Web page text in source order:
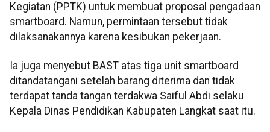
Kegiatan (PPTK) untuk membuat proposal pengadaan
smartboard. Namun, permintaan tersebut tidak
dilaksanakannya karena kesibukan pekerjaan.
Ia juga menyebut BAST atas tiga unit smartboard
ditandatangani setelah barang diterima dan tidak
terdapat tanda tangan terdakwa Saiful Abdi selaku
Kepala Dinas Pendidikan Kabupaten Langkat saat itu.